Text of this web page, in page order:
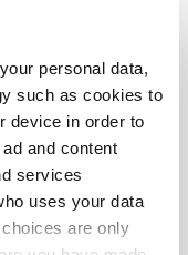
personal data,
such as cookies to
device in order to
and content
services
uses your data
are only